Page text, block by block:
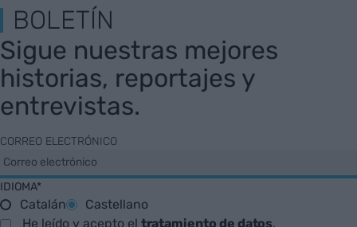
BOLETÍN
Sigue nuestras mejores
historias, reportajes y
entrevistas.
CORREO ELECTRÓNICO
IDIOMA*
Catalán
Castellano
He leído y acepto el tratamiento de datos.